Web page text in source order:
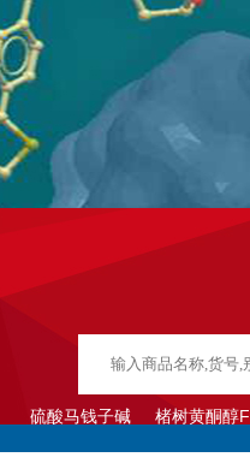
硫酸马钱子碱 楮树黄酮醇F